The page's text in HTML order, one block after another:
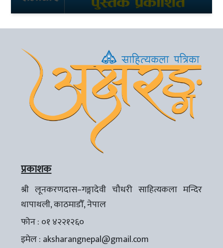
प्रकाशक
श्री लूनकरणदास–गङ्गादेवी चौधरी साहित्यकला मन्दिर
थापाथली, काठमाडौँ, नेपाल
फोन : ०१ ४२२१२६०
इमेल : aksharangnepal@gmail.com